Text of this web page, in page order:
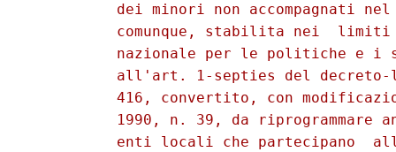
dei minori non accompagnati
comunque, stabilita nei
nazionale per le politiche e i
all'art. 1-septies del
416, convertito, con
1990, n. 39, da riprogrammare
enti locali che partecipano